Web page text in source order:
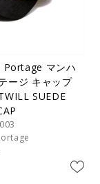
マンハ
ージ キャップ
SUEDE